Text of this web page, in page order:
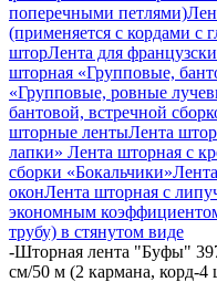
поперечными петлями)
(применяется с кордами с
шторЛента для
шторная «Групповые,
«Групповые, ровные
бантовой, встречной
шторные лентыЛента
лапки» Лента шторная с
сборки «Бокальчики»
оконЛента шторная с
экономным
трубу) в стянутом виде
-Шторная лента "Буфы"
см/50 м (2 кармана, корд-4